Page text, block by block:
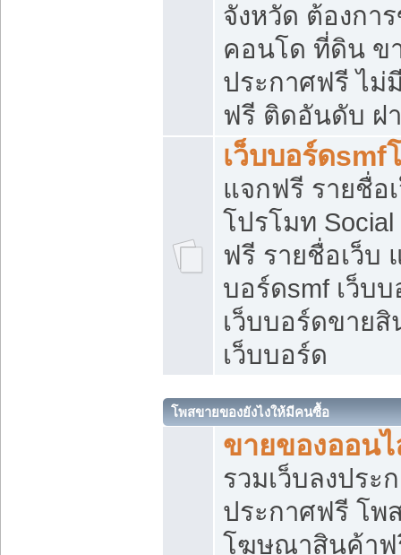
จังหวัด ต้องกา
คอนโด ที่ดิน ข
ประกาศฟรี ไม่
ฟรี ติดอันดับ ฝ
เว็บบอร์ดsmf
แจกฟรี รายชื่อ
โปรโมท
ฟรี รายชื่อเว็บ
บอร์ดsmf เว็บ
เว็บบอร์ดขาย
เว็บบอร์ด
โพสขายของยังไงให้มีคนซื้อ
ขายของออน
รวมเว็บลงประ
ประกาศฟรี โพ
โฆษณาสินค้าฟ